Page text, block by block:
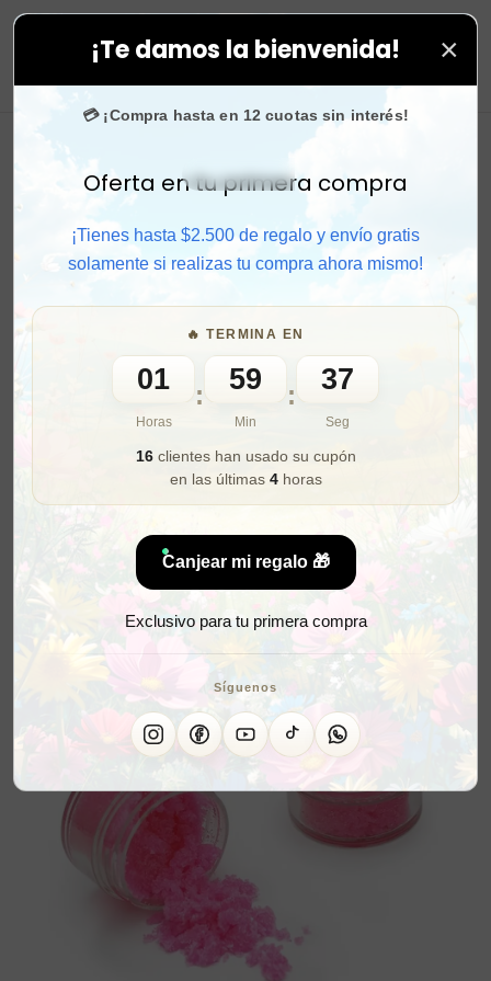
¡Te damos la bienvenida! ×
💳 ¡Compra hasta en 12 cuotas sin interés!
Activar sonido
Oferta en tu primera compra
¡Tienes hasta $2.500 de regalo y envío gratis
solamente si realizas tu compra ahora mismo!
🔥 TERMINA EN
01
Horas
: 59
Min
:
35
Seg
16clientes han usado su cupón
en las últimas 4horas
Canjear mi regalo 🎁
Exclusivo para tu primera compra
Síguenos
compras. ⚡ Compra rápido y aprovecha. 💙